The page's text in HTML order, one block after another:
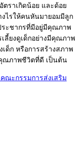
ราเกิดน้อย และด้อย
ไรให้คนหันมายอมมีลูก
ระชากรที่มีอยู่มีคุณภาพ
ลี้ยงดูเด็กอย่างมีคุณภาพ
ด็ก หรือการสร้างสภาพ
ณภาพชีวิตที่ดี เป็นต้น
ณะกรรมการส่งเสริม